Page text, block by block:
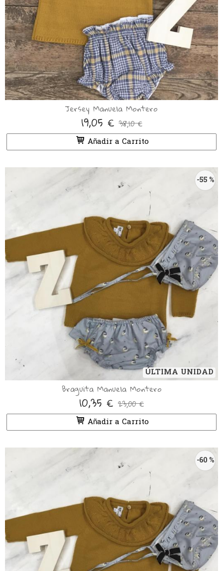
Jersey Manuela Montero
19,05 €38,10 €
Añadir a Carrito
ÚLTIMA UNIDAD
-55 %
Braguita Manuela Montero
10,35 € 23,00 €
Añadir a Carrito
-60 %